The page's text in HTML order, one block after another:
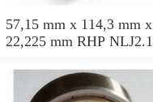
57,15 mm x 114,3 mm x
22,225 mm RHP NLJ2.1/4
alinhados